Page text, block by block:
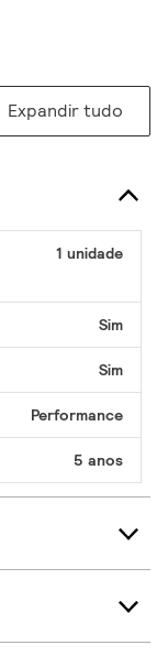
Expandir tudo
1 unidade
Sim
Sim
Performance
5 anos